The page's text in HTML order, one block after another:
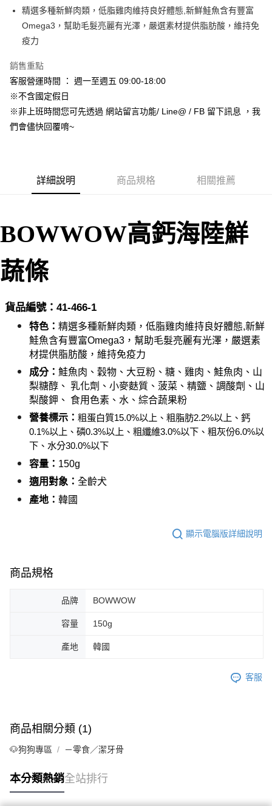
華南商業銀行
彰化商業銀行
上海商業儲蓄銀行
台北富邦商業銀行
國泰世華商業銀行
匯豐（台灣）商業銀行
聯邦商業銀行
遠東國際商業銀行
元大商業銀行
台新國際商業銀行
中國信託商業銀行
台灣樂天信用卡公司
超商取貨付款
LINE Pay
街口支付
悠遊付
Google Pay
AFTEE先享後付是「在收到商品之後才付款」的支付方式。 讓您購物簡單
３．安心：先確認商品／服務後，再付款。
１．於結帳方式選擇「AFTEE先享後付」後，將跳轉至「AFTEE先享後付」
結帳頁面，進行簡訊認證並確認金額後，即可完成結帳。
２．訂單成立數日內，您將收到繳費通知簡訊。
ATM／網路銀行／等多元方式進行付款，方視為交易完成。
※ 請注意：結帳手續完成當下不需立刻繳費，但若您需要取消訂單，請聯絡
購買商品的店家。未經商家同意取消之訂單仍視為有效，需透過AFTEE先享
後付繳納相關費用。
※ 交易是否成功請以「AFTEE先享後付 」之結帳頁面顯示為準，若有關於
是否繳費成功／繳費後需取消欲退款等相關疑問，請聯繫「AFTEE先享後付
客戶支援中心」 https://netprotections.freshdesk.com/support/home
【注意事項】
１．透過由恩沛科技股份有限公司提供之「AFTEE先享後付」服務完成之交
權轉讓予恩沛科技股份有限公司。
２．關於個人資料處理事宜，請瀏覽以下網址：
https://aftee.tw/terms/#terms3
「AFTEE先享後付」，若未經同意申辦者引起之損失，本公司不負相關責
４．使用「AFTEE先享後付」時，將依據個別帳號之用戶狀況，依本公司即
時審查核予不同之上限額度；若仍有額度不足之情形，本公司將視審查結果
恩沛科技股份有限公司將有權停止該用戶之使用額度並採取法律行動。
ATM付款
全家取貨付款_限重5KG
每筆NT$60，滿NT$999(含以上)免運費
付款後全家取貨_限重5KG
每筆NT$60，滿NT$999(含以上)免運費
萊爾富取貨付款_限重10KG
每筆NT$60，滿NT$999(含以上)免運費
付款後萊爾富取貨_限重10KG
每筆NT$60，滿NT$999(含以上)免運費
7-11取貨付款_限重10KG
每筆NT$60，滿NT$999(含以上)免運費
付款後7-11取貨_限重10KG
每筆NT$60，滿NT$999(含以上)免運費
宅配
每筆NT$120，滿NT$999(含以上)免運費
中壢限定｜毛速配 14:00前下單當日到！🐶
精選多種新鮮肉類，低脂雞肉維持良好體態,新鮮鮭魚含有豐富
Omega3，幫助毛髮亮麗有光澤，嚴選素材提供脂肪酸，維持免
疫力
銷售重點
客服營運時間 ： 週一至週五 09:00-18:00
※不含國定假日
※非上班時間您可先透過 網站留言功能/ Line@ / FB 留下訊息 ，我
們會儘快回覆唷~
詳細說明 商品規格 相關推薦
BOWWOW高鈣海陸鮮
蔬條
貨品編號：41-466-1
特色： 精選多種新鮮肉類，低脂雞肉維持良好體態,新鮮
鮭魚含有豐富Omega3，幫助毛髮亮麗有光澤，嚴選素
材提供脂肪酸，維持免疫力
成分： 鮭魚肉、穀物、大豆粉、糖、雞肉、鮭魚肉、山
梨糖醇、 乳化劑、小麥麩質、菠菜、精鹽、調酸劑、山
梨酸鉀、 食用色素、水、綜合蔬果粉
營養標示： 粗蛋白質15.0%以上、粗脂肪2.2%以上、鈣
0.1%以上、磷0.3%以上、粗纖維3.0%以下、粗灰份6.0%以
下、水分30.0%以下
容量： 150g
適用對象： 全齡犬
產地： 韓國
顯示電腦版詳細說明
商品規格
品牌 BOWWOW
容量 150g
產地 韓國
客服
商品相關分類 (1)
🐶狗狗專區 －零食／潔牙骨
本分類熱銷全站排行